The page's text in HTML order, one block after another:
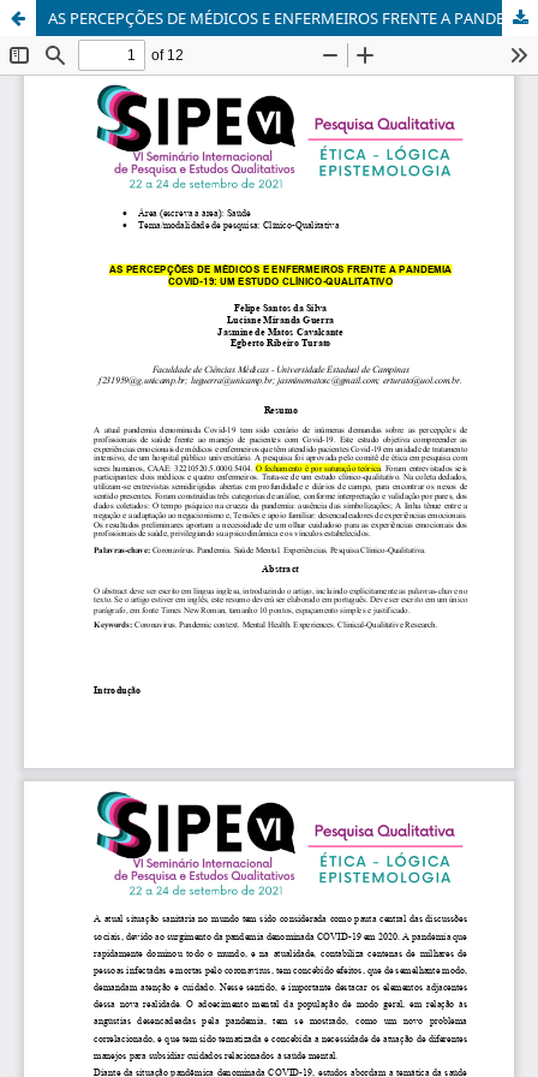
AS PERCEPÇÕES DE MÉDICOS E ENFERMEIROS FRENTE A PANDEMIA COVID-19: UM ESTUDO CLÍNICO-QUALITATIVO